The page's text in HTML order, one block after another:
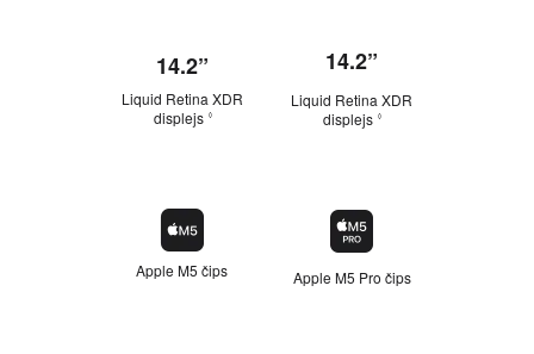
14.2”
Liquid Retina XDR
displejs ◊
Apple M5 čips
14.2”
Liquid Retina XDR
displejs ◊
Apple M5 Pro čips